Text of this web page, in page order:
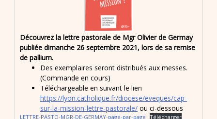
Découvrez la lettre pastorale de Mgr Olivier de Germay
publiée dimanche 26 septembre 2021, lors de sa remise
de pallium.
Des exemplaires seront distribués aux messes.
(Commande en cours)
Téléchargeable en suivant le lien
https://lyon.catholique.fr/diocese/eveques/cap-
sur-la-mission-lettre-pastorale/ ou ci-dessous
LETTRE-PASTO-MGR-DE-GERMAY-page-par-page Télécharger